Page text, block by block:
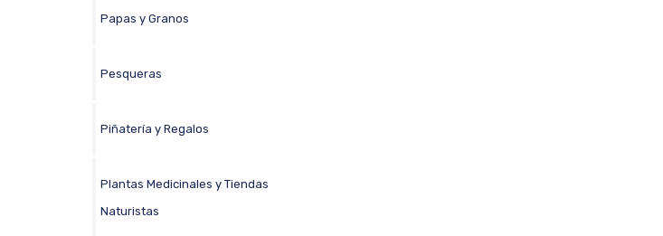
Papas y Granos
Pesqueras
Piñatería y Regalos
Plantas Medicinales y Tiendas
Naturistas